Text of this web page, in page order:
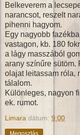
Belkeverem a
narancsot, reszelt
pihenni hagyom.
Egy nagyobb
vastagon, kb. 180
a lágy masszából
arany színűre sütöm.
olajat leitassam róla,
tálalom.
Különleges, nagyon
ek. rumot.
Limara dátum: 9:00
Megosztás